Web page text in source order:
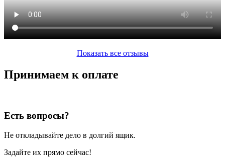
Показать все отзывы
Принимаем к оплате
Есть вопросы?
Не откладывайте дело в долгий ящик.
Задайте их прямо сейчас!